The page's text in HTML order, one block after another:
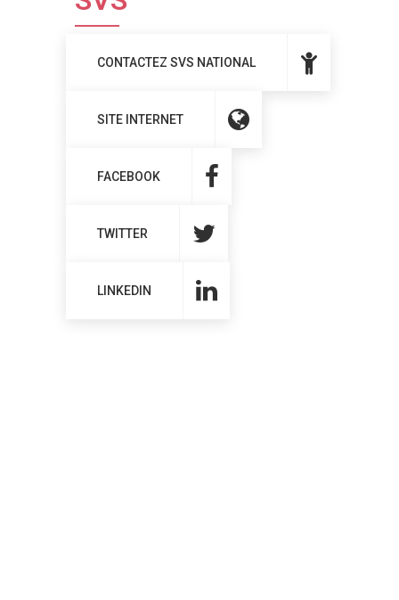
CONTACTEZ SVS NATIONAL
SITE INTERNET
FACEBOOK
TWITTER
LINKEDIN